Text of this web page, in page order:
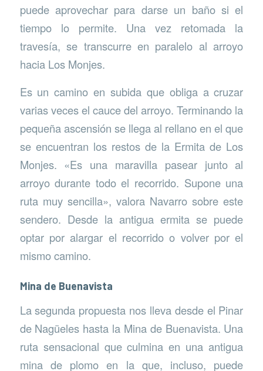
puede aprovechar para darse un baño si el
tiempo lo permite. Una vez retomada la
travesía, se transcurre en paralelo al arroyo
hacia Los Monjes.
Es un camino en subida que obliga a cruzar
varias veces el cauce del arroyo. Terminando la
pequeña ascensión se llega al rellano en el que
se encuentran los restos de la Ermita de Los
Monjes. «Es una maravilla pasear junto al
arroyo durante todo el recorrido. Supone una
ruta muy sencilla», valora Navarro sobre este
sendero. Desde la antigua ermita se puede
optar por alargar el recorrido o volver por el
mismo camino.
Mina de Buenavista
La segunda propuesta nos lleva desde el Pinar
de Nagüeles hasta la Mina de Buenavista. Una
ruta sensacional que culmina en una antigua
mina de plomo en la que, incluso, puede